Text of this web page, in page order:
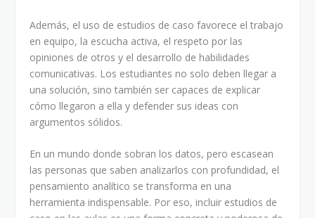
Además, el uso de estudios de caso favorece el trabajo
en equipo, la escucha activa, el respeto por las
opiniones de otros y el desarrollo de habilidades
comunicativas. Los estudiantes no solo deben llegar a
una solución, sino también ser capaces de explicar
cómo llegaron a ella y defender sus ideas con
argumentos sólidos.
En un mundo donde sobran los datos, pero escasean
las personas que saben analizarlos con profundidad, el
pensamiento analítico se transforma en una
herramienta indispensable. Por eso, incluir estudios de